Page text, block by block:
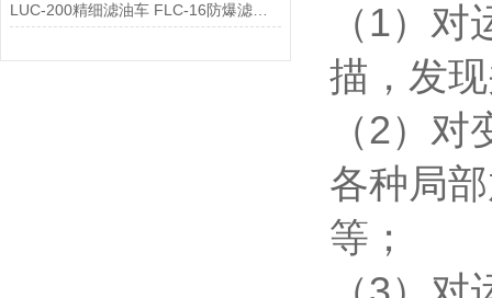
LUC-200精细滤油车 FLC-16防爆滤油机车
（1）对
描，发
（2）对
各种局
等；